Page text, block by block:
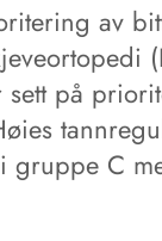
av
på
C